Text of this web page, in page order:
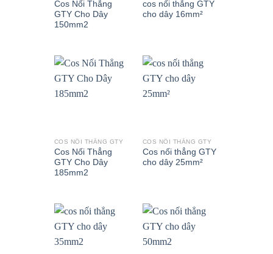
Cos Nối Thẳng
GTY Cho Dây
150mm2
cos nối thẳng GTY
cho dây 16mm²
COS NỐI THẲNG GTY
Cos Nối Thẳng
GTY Cho Dây
185mm2
COS NỐI THẲNG GTY
Cos nối thẳng GTY
cho dây 25mm²